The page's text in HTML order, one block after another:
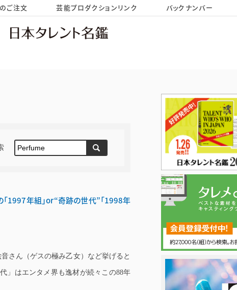
HOME お問い合わせ 会社概要 個人情報保護
ご注文 芸能プロダクションリンク バックナンバー
「1997年組」or“奇跡の世代”「1998年
さん（ゲスの極み乙女）など挙げると
」はエンタメ界も逸材が続々この88年